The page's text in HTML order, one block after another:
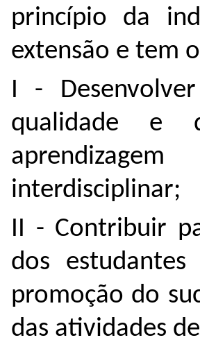
princípio da
extensão e tem
I -
qualidade e
interdisciplinar;
II - Contribuir
dos
promoção do
das atividades